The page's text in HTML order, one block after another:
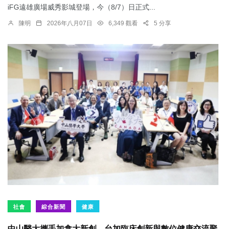
iFG遠雄廣場威秀影城登場，今（8/7）日正式...
陳明 2026年八月07日 6,349 觀看 5 分享
社會 綜合新聞 健康